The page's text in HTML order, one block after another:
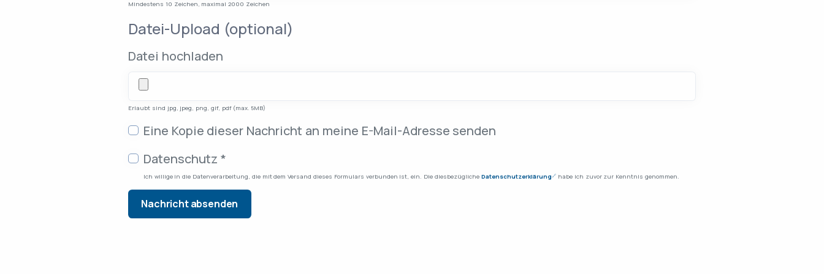
Mindestens 10 Zeichen, maximal 2000 Zeichen
Datei-Upload (optional)
Datei hochladen
Erlaubt sind jpg, jpeg, png, gif, pdf (max. 5MB)
Kopie-Einstellungen
Eine Kopie dieser Nachricht an meine E-Mail-Adresse senden
Datenschutzbestimmungen
Datenschutz *
Ich willige in die Datenverarbeitung, die mit dem Versand dieses Formulars verbunden ist, ein. Die diesbezügliche Datenschutzerklärung habe ich zuvor zur Kenntnis genommen.
Nachricht absenden